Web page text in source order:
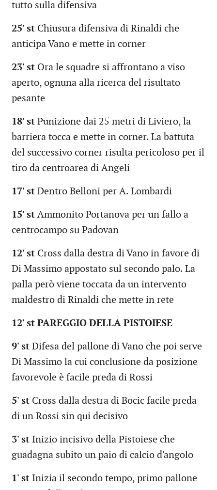
tutto sulla difensiva
25' st Chiusura difensiva di Rinaldi che
anticipa Vano e mette in corner
23' st Ora le squadre si affrontano a viso
aperto, ognuna alla ricerca del risultato
pesante
18' st Punizione dai 25 metri di Liviero, la
barriera tocca e mette in corner. La battuta
del successivo corner risulta pericoloso per il
tiro da centroarea di Angeli
17' st Dentro Belloni per A. Lombardi
15' st Ammonito Portanova per un fallo a
centrocampo su Padovan
12' st Cross dalla destra di Vano in favore di
Di Massimo appostato sul secondo palo. La
palla però viene toccata da un intervento
maldestro di Rinaldi che mette in rete
12' st PAREGGIO DELLA PISTOIESE
9' st Difesa del pallone di Vano che poi serve
Di Massimo la cui conclusione da posizione
favorevole è facile preda di Rossi
5' st Cross dalla destra di Bocic facile preda
di un Rossi sin qui decisivo
3' st Inizio incisivo della Pistoiese che
guadagna subito un paio di calcio d'angolo
1' st Inizia il secondo tempo, primo pallone